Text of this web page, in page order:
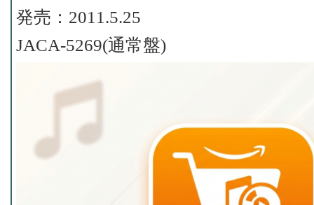
発売：2011.5.25
JACA-5269(通常盤)